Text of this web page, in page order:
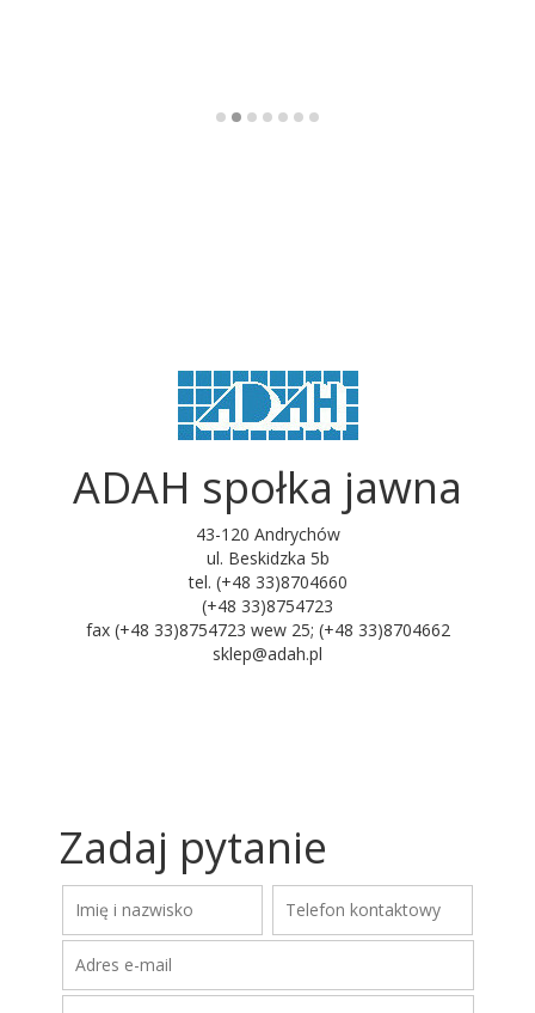
ADAH społka jawna
43-120 Andrychów
ul. Beskidzka 5b
tel. (+48 33)8704660
(+48 33)8754723
fax (+48 33)8754723 wew 25; (+48 33)8704662
sklep@adah.pl
Zadaj pytanie